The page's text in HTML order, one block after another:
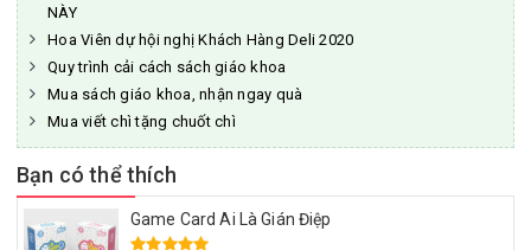
NÀY
Hoa Viên dự hội nghị Khách Hàng Deli 2020
Quy trình cải cách sách giáo khoa
Mua sách giáo khoa, nhận ngay quà
Mua viết chì tặng chuốt chì
Bạn có thể thích
Game Card Ai Là Gián Điệp